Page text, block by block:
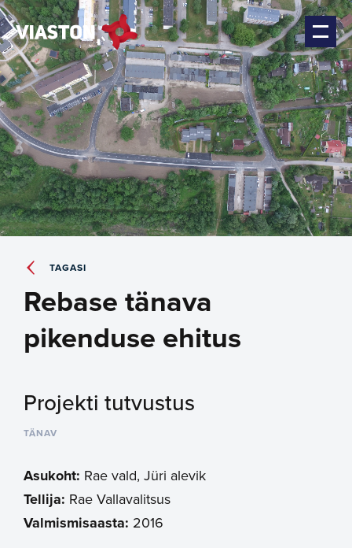
Rebase tänava
pikenduse ehitus
TAGASI
Projekti tutvustus
TÄNAV
Asukoht: Rae vald, Jüri alevik
Tellija: Rae Vallavalitsus
Valmismisaasta: 2016